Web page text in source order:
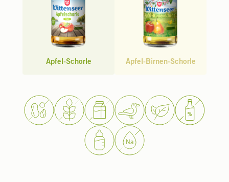
Apfel-Schorle Apfel-Birnen-Schorle